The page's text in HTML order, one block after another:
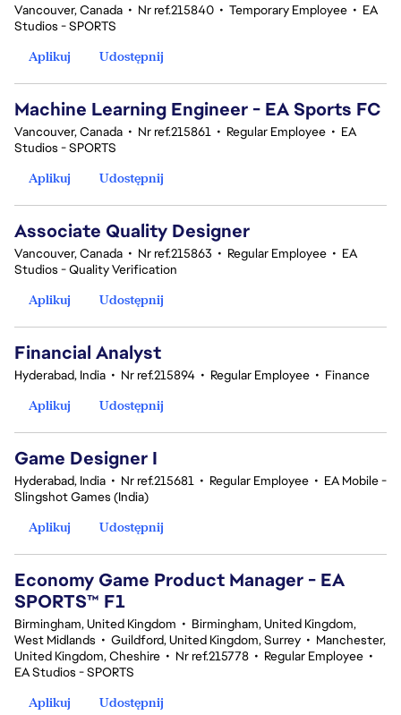
Vancouver, Canada • Nr ref.215840 • Temporary Employee • EA
Studios - SPORTS
Aplikuj
Udostępnij
Machine Learning Engineer - EA Sports FC
Vancouver, Canada • Nr ref.215861 • Regular Employee • EA
Studios - SPORTS
Aplikuj
Udostępnij
Associate Quality Designer
Vancouver, Canada • Nr ref.215863 • Regular Employee • EA
Studios - Quality Verification
Aplikuj
Udostępnij
Financial Analyst
Hyderabad, India • Nr ref.215894 • Regular Employee • Finance
Aplikuj
Udostępnij
Game Designer I
Hyderabad, India • Nr ref.215681 • Regular Employee • EA Mobile -
Slingshot Games (India)
Aplikuj
Udostępnij
Economy Game Product Manager - EA
SPORTS™ F1
Birmingham, United Kingdom • Birmingham, United Kingdom,
West Midlands • Guildford, United Kingdom, Surrey • Manchester,
United Kingdom, Cheshire • Nr ref.215778 • Regular Employee •
EA Studios - SPORTS
Aplikuj
Udostępnij